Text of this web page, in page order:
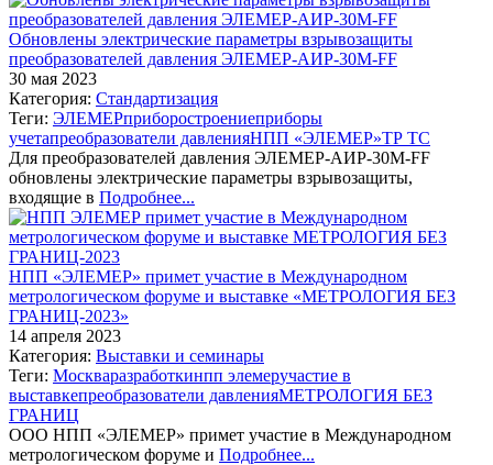
Обновлены электрические параметры взрывозащиты
преобразователей давления ЭЛЕМЕР-АИР-30М-FF
30 мая 2023
Категория: Стандартизация
Теги: ЭЛЕМЕРприборостроениеприборы
учетапреобразователи давленияНПП «ЭЛЕМЕР»ТР ТС
Для преобразователей давления ЭЛЕМЕР-АИР-30М-FF
обновлены электрические параметры взрывозащиты,
входящие в Подробнее...
НПП «ЭЛЕМЕР» примет участие в Международном
метрологическом форуме и выставке «МЕТРОЛОГИЯ БЕЗ
ГРАНИЦ-2023»
14 апреля 2023
Категория: Выставки и семинары
Теги: Москваразработкинпп элемеручастие в
выставкепреобразователи давленияМЕТРОЛОГИЯ БЕЗ
ГРАНИЦ
ООО НПП «ЭЛЕМЕР» примет участие в Международном
метрологическом форуме и Подробнее...